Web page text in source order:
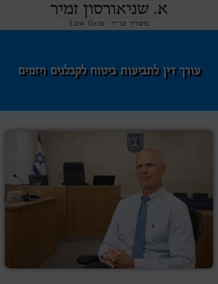
עורך דין לתביעות ביטוח לקבלנים ויזמים